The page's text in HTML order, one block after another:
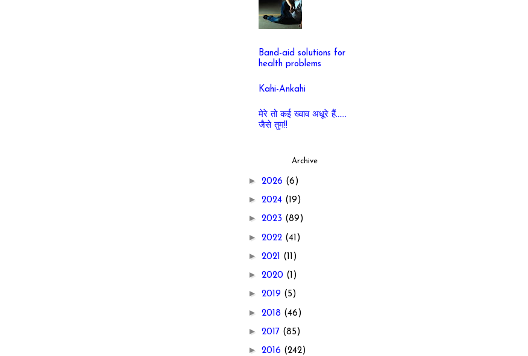
Band-aid solutions for
health problems
Kahi-Ankahi
मेरे तो कई ख्वाव अधूरे हैं......
जैसे तुम!!
Archive
► 2026 (6)
► 2024 (19)
► 2023 (89)
► 2022 (41)
► 2021 (11)
► 2020 (1)
► 2019 (5)
► 2018 (46)
► 2017 (85)
► 2016 (242)